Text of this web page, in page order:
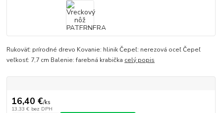
Rukoväť: prírodné drevo Kovanie: hlinik Čepeľ: nerezová oceľ Čepeľ
veľkosť: 7,7 cm Balenie: farebná krabička celý popis
16,40 €/ks
13,33 € bez DPH